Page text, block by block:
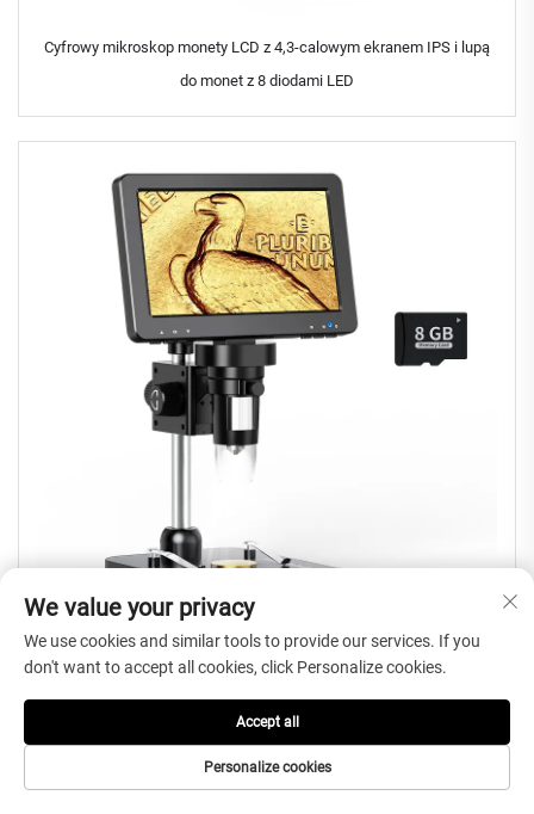
Cyfrowy mikroskop monety LCD z 4,3-calowym ekranem IPS i lupą
do monet z 8 diodami LED
DM9 Mikroskop lutowniczy 1200X Cyfrowy mikroskop do naprawy
We value your privacy
We use cookies and similar tools to provide our services. If you
don't want to accept all cookies, click Personalize cookies.
Personalize cookies
Accept all